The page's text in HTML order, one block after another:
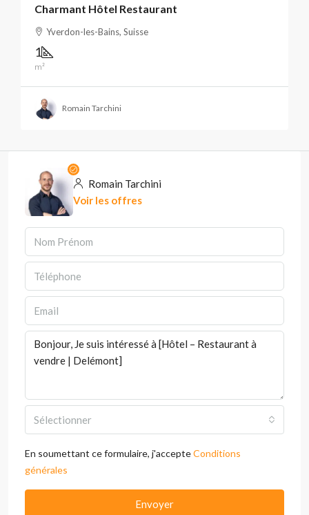
Charmant Hôtel Restaurant
Yverdon-les-Bains, Suisse
1
m²
Romain Tarchini
Romain Tarchini
Voir les offres
Sélectionner
En soumettant ce formulaire, j'accepteConditions
générales
Envoyer